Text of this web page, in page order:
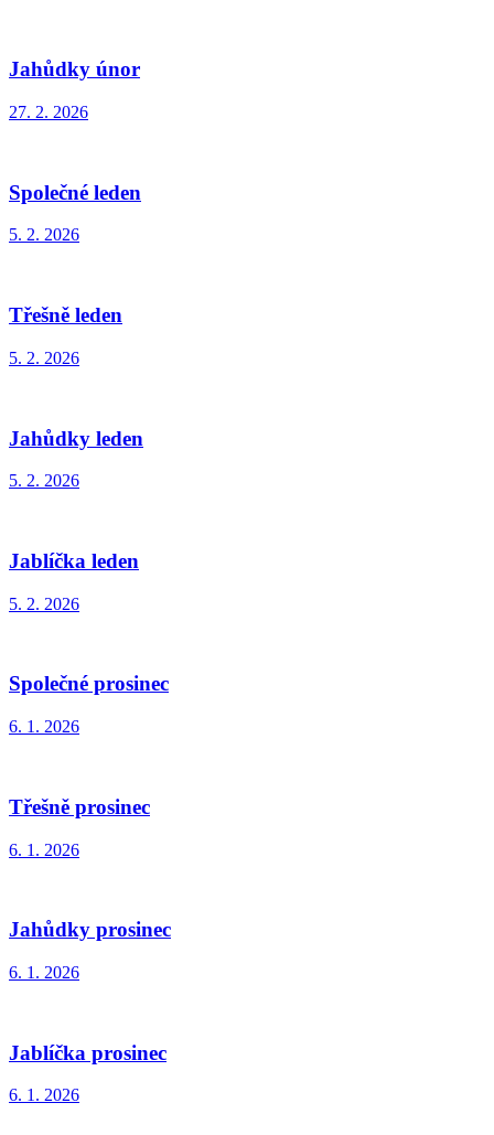
Jahůdky únor
27. 2. 2026
Společné leden
5. 2. 2026
Třešně leden
5. 2. 2026
Jahůdky leden
5. 2. 2026
Jablíčka leden
5. 2. 2026
Společné prosinec
6. 1. 2026
Třešně prosinec
6. 1. 2026
Jahůdky prosinec
6. 1. 2026
Jablíčka prosinec
6. 1. 2026